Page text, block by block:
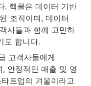
. 핵클은 데이터 기반
조직이며, 데이터
사들과 함께 고민하
도 합니다.
고객사들에게
안정적인 매출 및 영
트업의 겨울이라고